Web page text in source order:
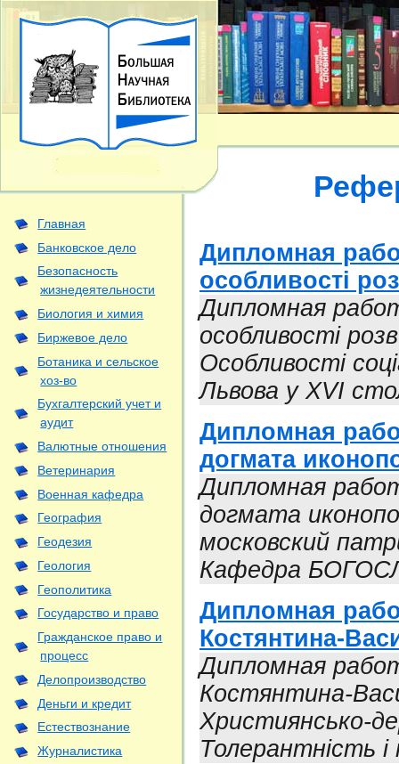
Главная
Банковское дело
Безопасность
жизнедеятельности
Биология и химия
Биржевое дело
Ботаника и сельское
хоз-во
Бухгалтерский учет и
аудит
Валютные отношения
Ветеринария
Военная кафедра
География
Геодезия
Геология
Геополитика
Государство и право
Гражданское право и
процесс
Делопроизводство
Деньги и кредит
Естествознание
Журналистика
Дипломная
особливості
Дипломная
особливості
Особливості
Львова у XVI
Дипломная
догмата
Дипломная
догмата
московский
Кафедра
Дипломная
Костянтина-
Дипломная
Костянтина-
Християнсько-
Толерантність